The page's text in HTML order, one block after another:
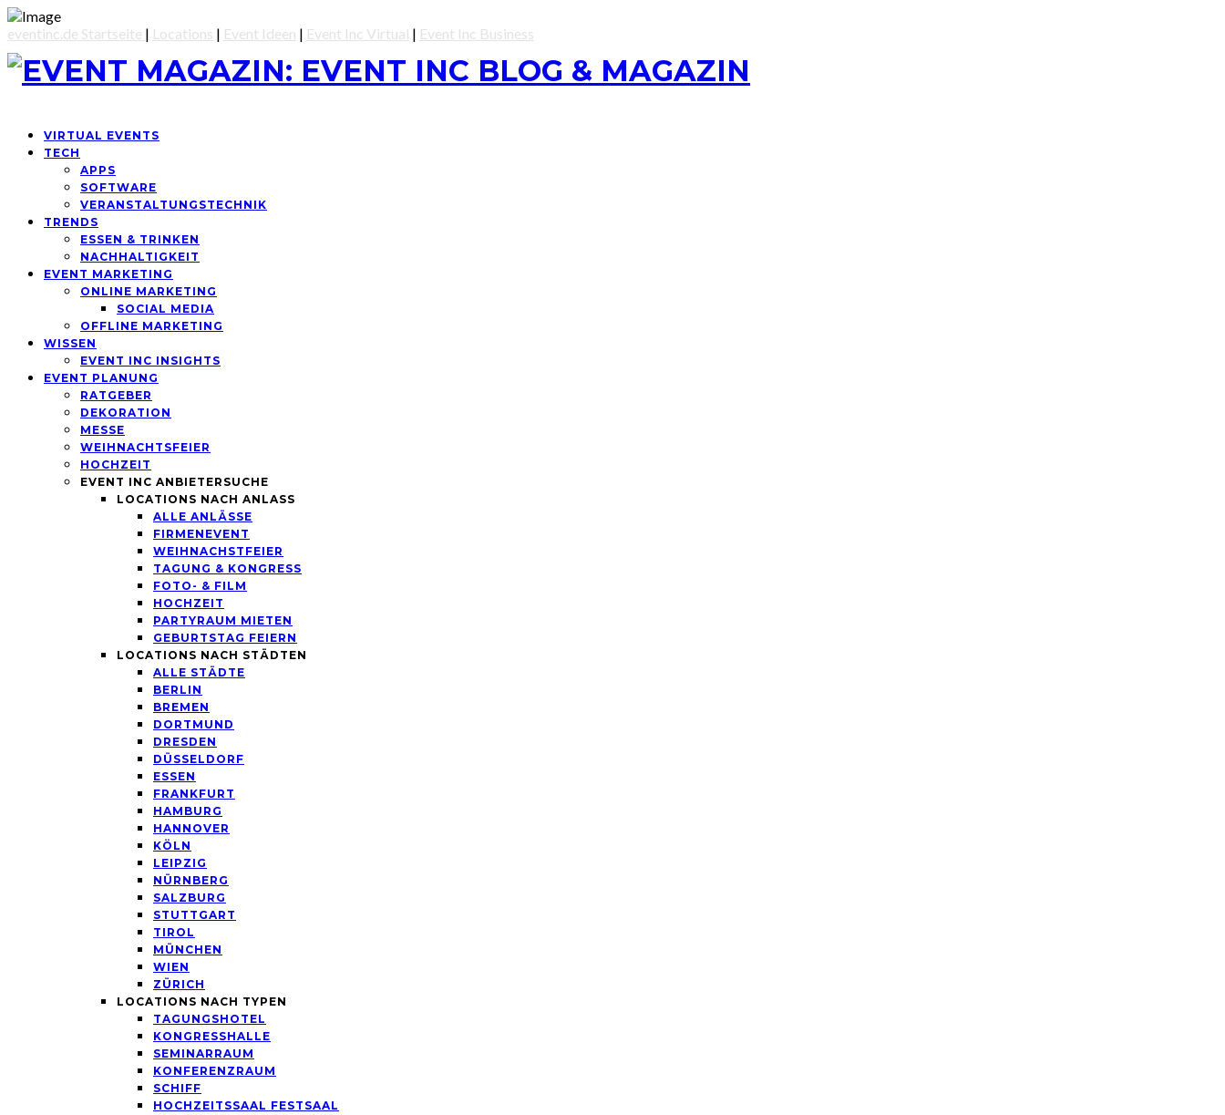
eventinc.de Startseite | Locations | Event Ideen | Event Inc Virtual | Event Inc Business
VIRTUAL EVENTS
TECH
APPS
SOFTWARE
VERANSTALTUNGSTECHNIK
TRENDS
ESSEN & TRINKEN
NACHHALTIGKEIT
EVENT MARKETING
ONLINE MARKETING
SOCIAL MEDIA
OFFLINE MARKETING
WISSEN
EVENT INC INSIGHTS
EVENT PLANUNG
RATGEBER
DEKORATION
MESSE
WEIHNACHTSFEIER
HOCHZEIT
EVENT INC ANBIETERSUCHE
LOCATIONS NACH ANLASS
ALLE ANLÄSSE
FIRMENEVENT
WEIHNACHSTFEIER
TAGUNG & KONGRESS
FOTO- & FILM
HOCHZEIT
PARTYRAUM MIETEN
GEBURTSTAG FEIERN
LOCATIONS NACH STÄDTEN
ALLE STÄDTE
BERLIN
BREMEN
DORTMUND
DRESDEN
DÜSSELDORF
ESSEN
FRANKFURT
HAMBURG
HANNOVER
KÖLN
LEIPZIG
NÜRNBERG
SALZBURG
STUTTGART
TIROL
MÜNCHEN
WIEN
ZÜRICH
LOCATIONS NACH TYPEN
TAGUNGSHOTEL
KONGRESSHALLE
SEMINARRAUM
KONFERENZRAUM
SCHIFF
HOCHZEITSSAAL FESTSAAL